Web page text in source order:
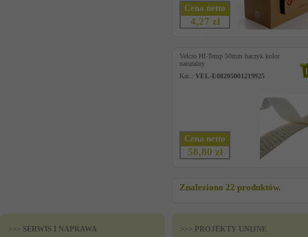
Cena netto
4,27 zł
Velcro HI-Temp 50mm haczyk kolor
naturalny
Kat.: VEL-E08205001219925
Cena netto
58,80 zł
Znaleziono 22 produktów.
>>> SERWIS I NAPRAWA
>>> PROJEKTY UNIJNE